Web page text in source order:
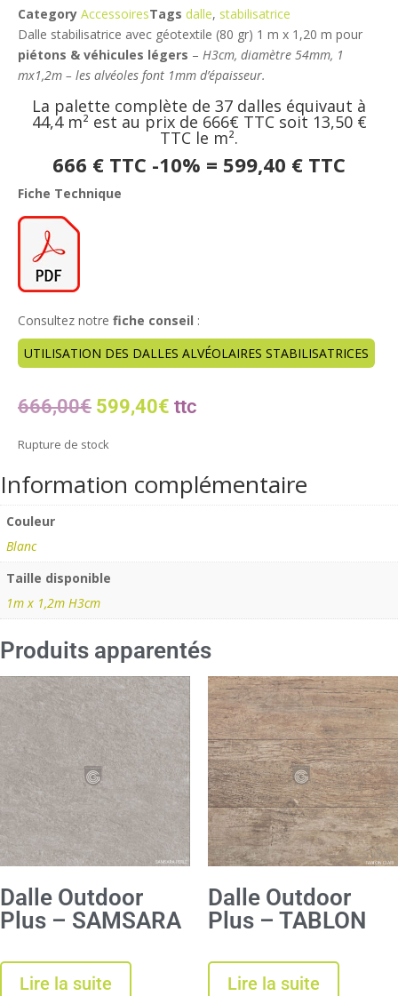
Category AccessoiresTags dalle, stabilisatrice
Dalle stabilisatrice avec géotextile (80 gr) 1 m x 1,20 m pour
piétons & véhicules légers – H3cm, diamètre 54mm, 1
mx1,2m – les alvéoles font 1mm d’épaisseur.
La palette complète de 37 dalles équivaut à
44,4 m² est au prix de 666€ TTC soit 13,50 €
TTC le m².
666 € TTC -10% = 599,40 € TTC
Fiche Technique
Consultez notre fiche conseil :
UTILISATION DES DALLES ALVÉOLAIRES STABILISATRICES
666,00€ 599,40€
Rupture de stock
Information complémentaire
Couleur
Blanc
Taille disponible
1m x 1,2m H3cm
Produits apparentés
Dalle Outdoor
Plus – SAMSARA
Lire la suite
Dalle Outdoor
Plus – TABLON
Lire la suite